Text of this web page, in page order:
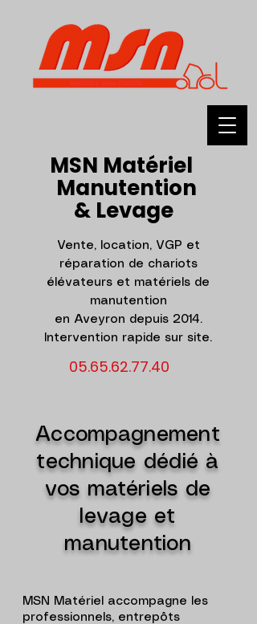
MSN Matériel
Manutention
& Levage
Vente, location, VGP et
réparation de chariots
élévateurs et matériels de
manutention
en Aveyron depuis 2014.
Intervention rapide sur site.
05.65.62.77.40
Accompagnement
technique dédié à
vos matériels de
levage et
manutention
MSN Matériel accompagne les
professionnels, entrepôts